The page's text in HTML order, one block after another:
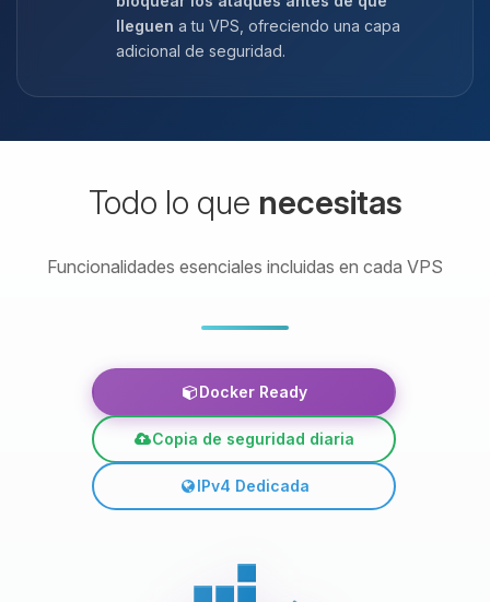
lleguen a tu VPS, ofreciendo una capa
adicional de seguridad.
Todo lo que necesitas
Funcionalidades esenciales incluidas en cada VPS
Docker Ready
Copia de seguridad diaria
IPv4 Dedicada